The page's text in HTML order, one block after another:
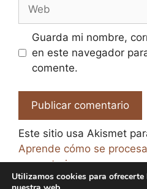
Guarda mi nombre,
en este navegador
comente.
Este sitio usa Akismet
Aprende cómo se
comentarios.
Utilizamos cookies para ofrecerte